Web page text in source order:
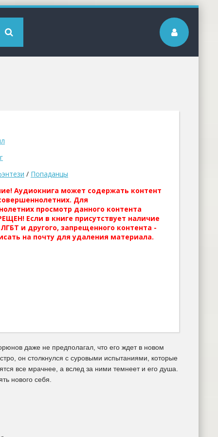
/ Попаданцы
Аудиокнига может содержать контент
Для
просмотр данного контента
Если в книге присутствует наличие
и другого, запрещенного контента -
на почту для удаления материала.
даже не предполагал, что его ждет в новом
он столкнулся с суровыми испытаниями, которые
все мрачнее, а вслед за ними темнеет и его душа.
нового себя.